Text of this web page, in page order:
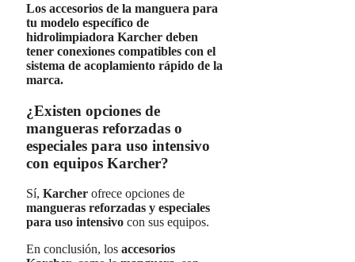
Los accesorios de la manguera para
tu modelo específico de
hidrolimpiadora Karcher deben
tener conexiones compatibles con el
sistema de acoplamiento rápido de la
marca.
¿Existen opciones de
mangueras reforzadas o
especiales para uso intensivo
con equipos Karcher?
Sí, Karcher ofrece opciones de
mangueras reforzadas y especiales
para uso intensivo con sus equipos.
En conclusión, los accesorios